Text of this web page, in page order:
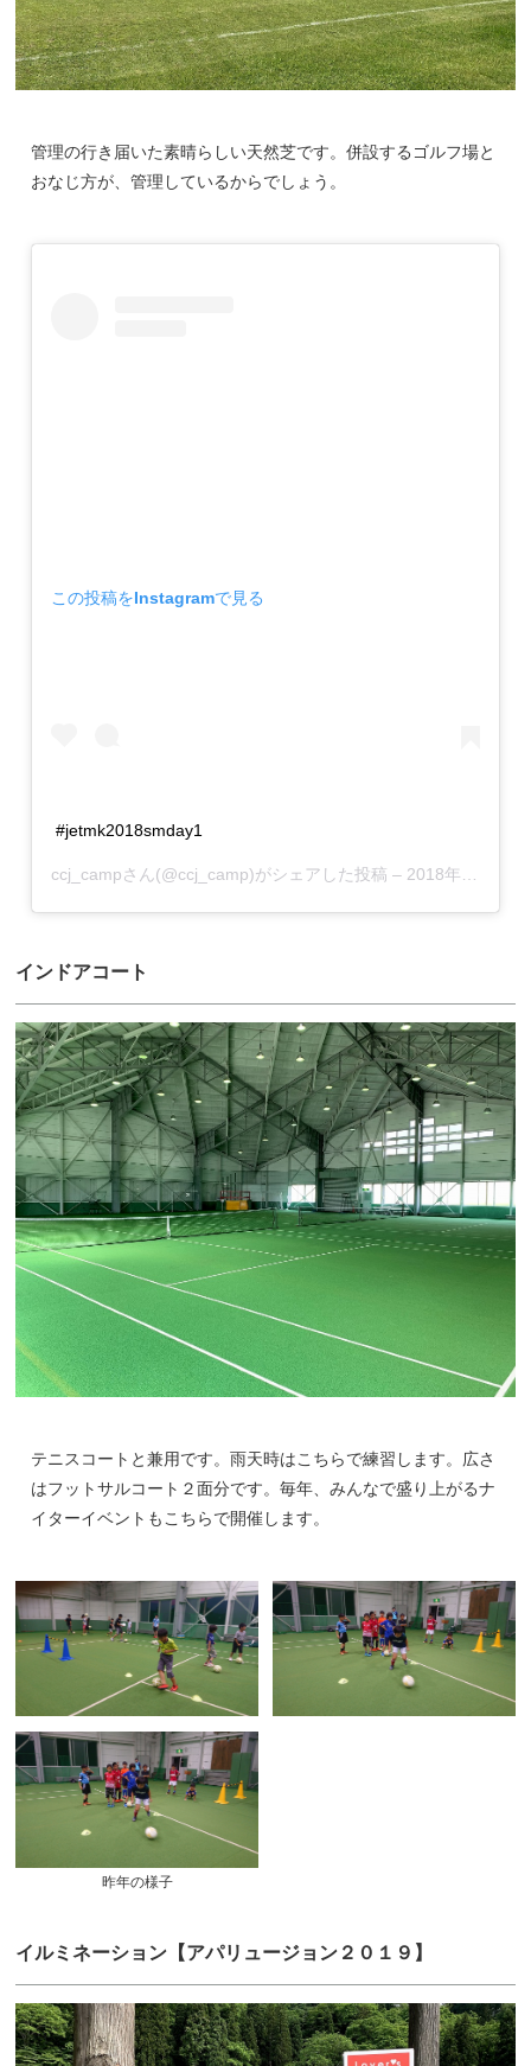
管理の行き届いた素晴らしい天然芝です。併設するゴルフ場と
おなじ方が、管理しているからでしょう。
この投稿をInstagramで見る
#jetmk2018smday1
ccj_campさん(@ccj_camp)がシェアした投稿 – 2018年 7月月24日午前1時52分PDT
インドアコート
テニスコートと兼用です。雨天時はこちらで練習します。広さ
はフットサルコート２面分です。毎年、みんなで盛り上がるナ
イターイベントもこちらで開催します。
昨年の様子
イルミネーション【アパリュージョン２０１９】